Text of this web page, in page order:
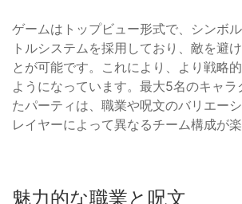
ゲームはトップビュー形式で、シンボ
トルシステムを採用しており、敵を避
とが可能です。これにより、より戦略
ようになっています。最大5名のキャ
たパーティは、職業や呪文のバリエー
レイヤーによって異なるチーム構成が楽
魅力的な職業と呪文